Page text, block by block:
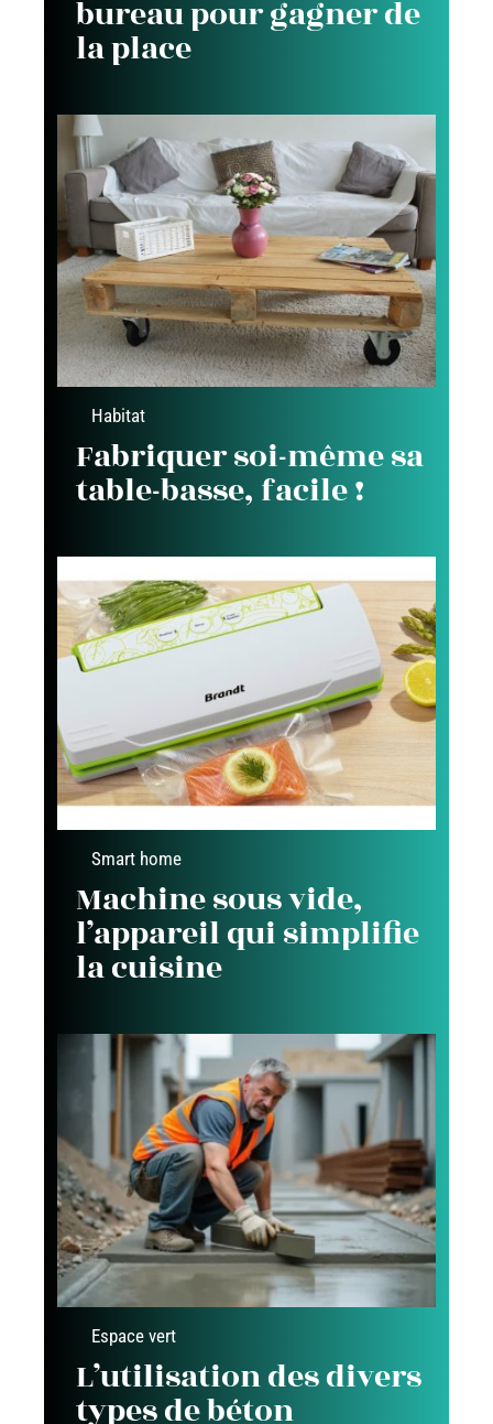
bureau pour gagner de
la place
Habitat
Fabriquer soi-même sa
table-basse, facile !
Smart home
Machine sous vide,
l’appareil qui simplifie
la cuisine
Espace vert
L’utilisation des divers
types de béton